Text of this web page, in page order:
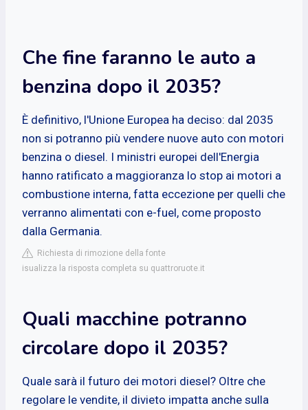
Che fine faranno le auto a
benzina dopo il 2035?
È definitivo, l'Unione Europea ha deciso: dal 2035
non si potranno più vendere nuove auto con motori
benzina o diesel. I ministri europei dell'Energia
hanno ratificato a maggioranza lo stop ai motori a
combustione interna, fatta eccezione per quelli che
verranno alimentati con e-fuel, come proposto
dalla Germania.
Richiesta di rimozione della fonte
isualizza la risposta completa su quattroruote.it
Quali macchine potranno
circolare dopo il 2035?
Quale sarà il futuro dei motori diesel? Oltre che
regolare le vendite, il divieto impatta anche sulla